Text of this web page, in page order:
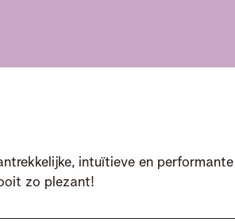
intuïtieve en
zo plezant!